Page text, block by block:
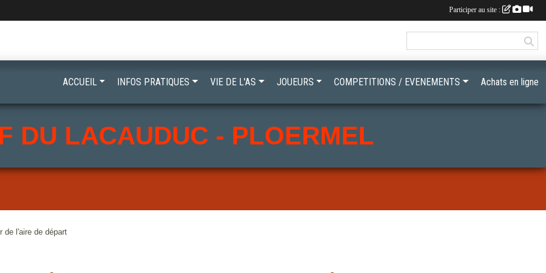
DU LACAUDUC - PLOERMEL
de l'aire de départ
ACCUEIL INFOS PRATIQUES VIE DE L'AS JOUEURS COMPETITIONS / EVENEMENTS Achats en ligne
Participer au site :